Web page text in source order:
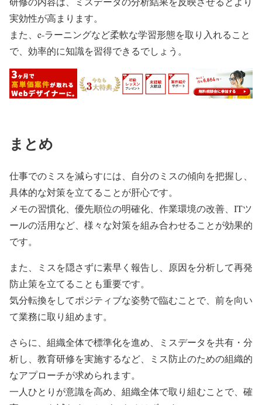
実効性が高まります。
また、e-ラーニングなど柔軟な学習形態を取り入れること
で、効率的に知識を習得できるでしょう。
まとめ
仕事でのミスを減らすには、自分のミスの傾向を把握し、
具体的な対策を立てることが肝心です。
メモの習慣化、優先順位の明確化、作業環境の改善、ITツ
ールの活用など、様々な対策を組み合わせることが効果的
です。
また、ミスを隠さずに素早く報告し、原因を分析して再発
防止策を立てることも重要です。
気分転換をしてポジティブな姿勢で臨むことで、前を向い
て業務に取り組めます。
さらに、組織全体で標準化を進め、ミスデータを共有・分
析し、教育研修を実施するなど、ミス防止のための組織的
なアプローチが求められます。
一人ひとりが意識を高め、組織全体で取り組むことで、確